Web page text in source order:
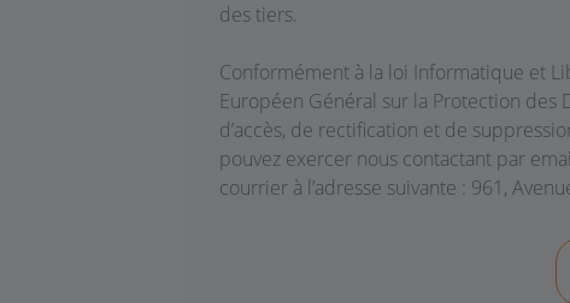
des tiers.
Conformément à la loi Informatique et
Européen Général sur la Protection des
d’accès, de rectification et de
pouvez exercer nous contactant par
courrier à l’adresse suivante : 961,